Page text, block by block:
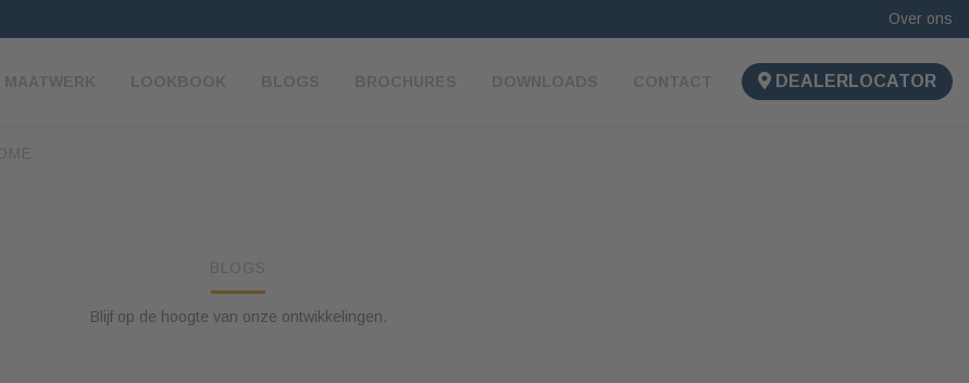
Over ons
MAATWERK LOOKBOOK BLOGS BROCHURES DOWNLOADS CONTACT DEALERLOCATOR
BLOGS
Blijf op de hoogte van onze ontwikkelingen.